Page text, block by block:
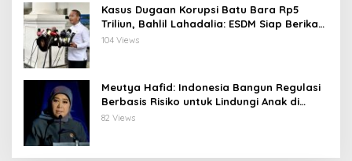
Kasus Dugaan Korupsi Batu Bara Rp5
Triliun, Bahlil Lahadalia: ESDM Siap Berikan
Data
104 Views
Meutya Hafid: Indonesia Bangun Regulasi
Berbasis Risiko untuk Lindungi Anak di
Dunia Digital
82 Views